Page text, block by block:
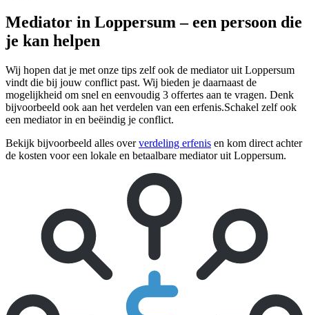
Mediator in Loppersum – een persoon die
je kan helpen
Wij hopen dat je met onze tips zelf ook de mediator uit Loppersum
vindt die bij jouw conflict past. Wij bieden je daarnaast de
mogelijkheid om snel en eenvoudig 3 offertes aan te vragen. Denk
bijvoorbeeld ook aan het verdelen van een erfenis.Schakel zelf ook
een mediator in en beëindig je conflict.
Bekijk bijvoorbeeld alles oververdeling erfenis en kom direct achter
de kosten voor een lokale en betaalbare mediator uit Loppersum.